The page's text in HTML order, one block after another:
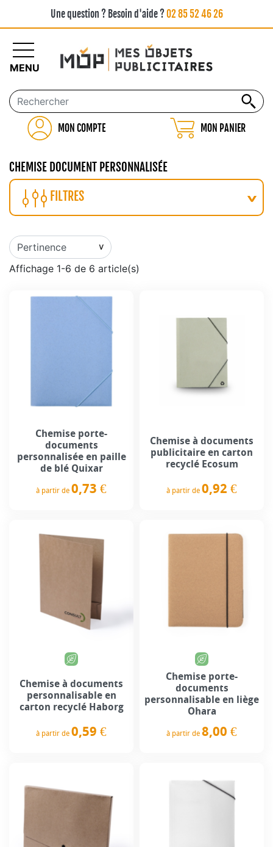
Une question ? Besoin d'aide ?02 85 52 46 26
MON COMPTE MON PANIER
MENU
CHEMISE DOCUMENT PERSONNALISÉE
FILTRES
Affichage 1-6 de 6 article(s)
Chemise porte-
documents
personnalisée en paille
de blé Quixar
à partir de 0,73 €
Chemise à documents
publicitaire en carton
recyclé Ecosum
à partir de 0,92 €
Chemise à documents
personnalisable en
carton recyclé Haborg
à partir de 0,59 €
Chemise porte-
documents
personnalisable en liège
Ohara
à partir de 8,00 €